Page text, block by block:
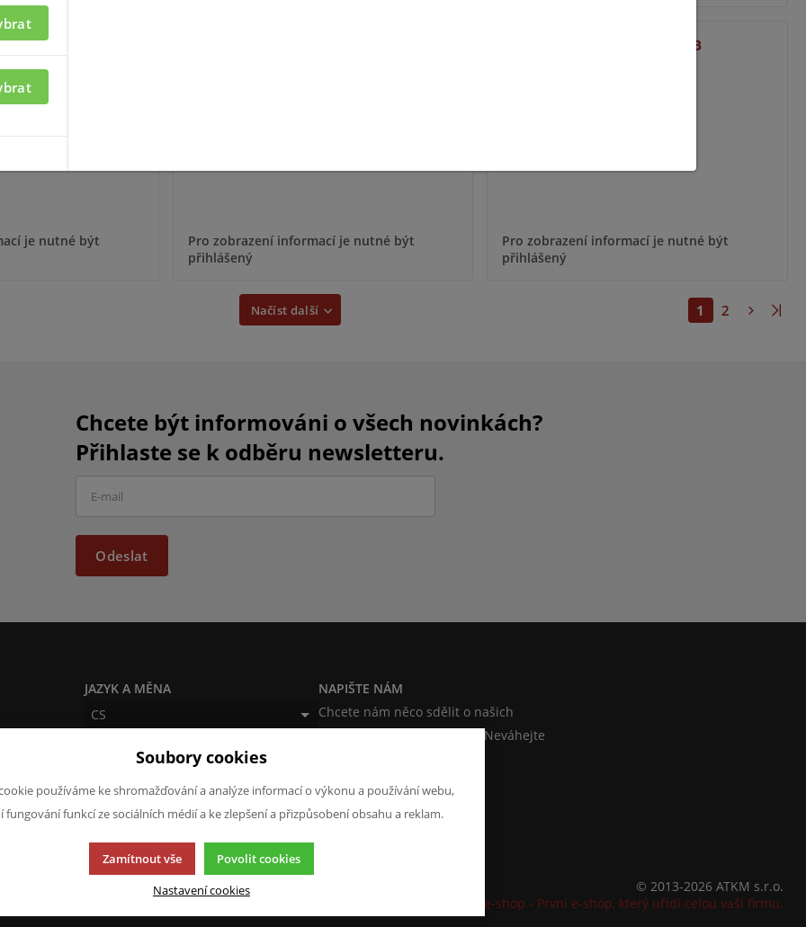
FMK-DW
je nutné být
Pro zobrazení informací je nutné být
přihlášený
ELITE-LCDL-SMK-DB
Pro zobrazení informací je nutné být
přihlášený
Načíst další 1 2
Chcete být informováni o všech novinkách?
Přihlaste se k odběru newsletteru.
Odeslat
JAZYK A MĚNA
CS
CZK (Kč)
NAPIŠTE NÁM
Chcete nám něco sdělit o našich
produktech nebo e-shopu? Neváhejte
Chci napsat zprávu
© 2013-2026 ATKM s.r.o.
K2 e-shop - První e-shop, který uřídí celou vaši firmu.
Soubory cookies
používáme ke shromažďování a analýze informací o výkonu a používání webu,
fungování funkcí ze sociálních médií a ke zlepšení a přizpůsobení obsahu a reklam.
Zamítnout vše Povolit cookies
Nastavení cookies